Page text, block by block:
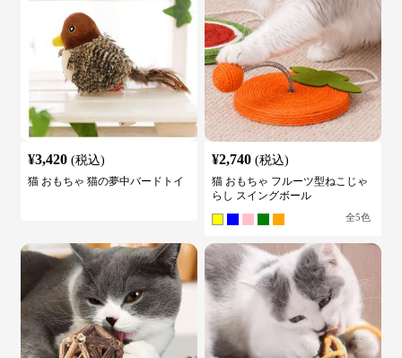
¥3,420 (税込)
猫 おもちゃ 猫の夢中バードトイ
¥2,740 (税込)
猫 おもちゃ フルーツ型ねこじゃ
らし スイングボール
全5色